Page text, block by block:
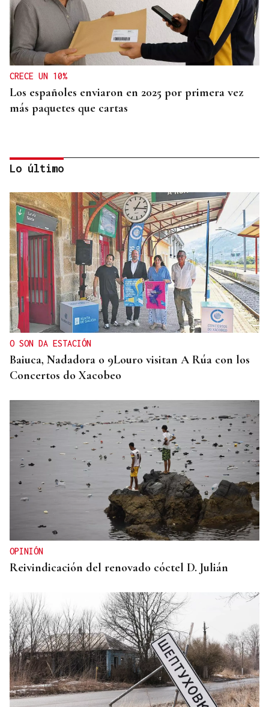
CRECE UN 10%
Los españoles enviaron en 2025 por primera vez
más paquetes que cartas
MEDICINA FÍSICA Y REHABILITACIÓN
Lucía Ros Dopico, médico especialista: “Mi sueño
es cambiar el paradigma de la discapacidad
infantil”
Lo último
O SON DA ESTACIÓN
Baiuca, Nadadora o 9Louro visitan A Rúa con los
Concertos do Xacobeo
OPINIÓN
Reivindicación del renovado cóctel D. Julián